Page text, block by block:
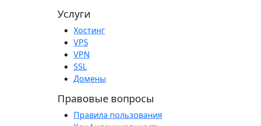
Услуги
Хостинг
VPS
VPN
SSL
Домены
Правовые вопросы
Правила пользования